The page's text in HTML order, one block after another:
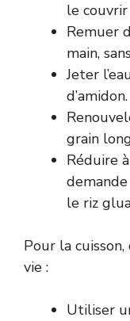
le couvrir
Remuer
main,
Jeter
d’amidon.
grain
Réduire
le riz
Pour la
vie :
Utiliser